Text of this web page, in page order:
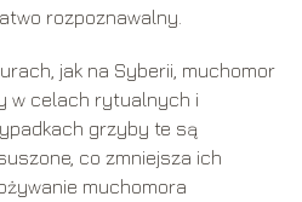
rozpoznawalny.
jak na Syberii, muchomor
w celach rytualnych i
grzyby te są
co zmniejsza ich
muchomora